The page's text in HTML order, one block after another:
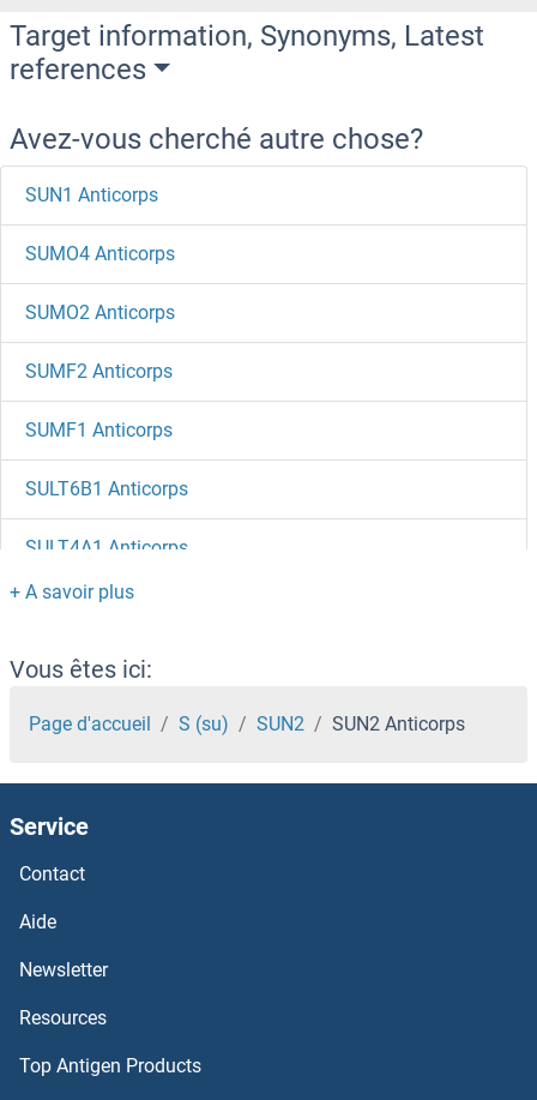
Target information, Synonyms, Latest
references
Avez-vous cherché autre chose?
SUN1 Anticorps
SUMO4 Anticorps
SUMO2 Anticorps
SUMF2 Anticorps
SUMF1 Anticorps
SULT6B1 Anticorps
SULT4A1 Anticorps
SULT2B1 Anticorps
SULT2A1 Anticorps
SULT1E1 Anticorps
SULT1C4 Anticorps
SULT1C3 Anticorps
SULT1B1 Anticorps
SULT1A4 Anticorps
SULT1A3 Anticorps
Vous êtes ici:
Page d'accueil S (su) SUN2 SUN2 Anticorps
Service
Contact
Aide
Newsletter
Resources
Top Antigen Products